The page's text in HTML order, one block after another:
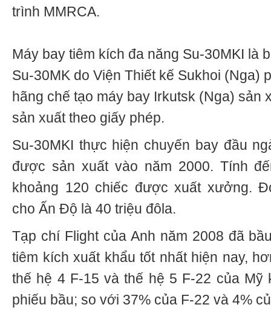
trình MMRCA.
Máy bay tiêm kích đa năng Su-30MKI là
Su-30MK do Viện Thiết kế Sukhoi (Nga)
hãng chế tạo máy bay Irkutsk (Nga) sản
sản xuất theo giấy phép.
Su-30MKI thực hiện chuyến bay đầu
được sản xuất vào năm 2000. Tính
khoảng 120 chiếc được xuất xưởng.
cho Ấn Độ là 40 triệu đôla.
Tạp chí Flight của Anh năm 2008 đã
tiêm kích xuất khẩu tốt nhất hiện nay,
thế hệ 4 F-15 và thế hệ 5 F-22 của Mỹ
phiếu bầu; so với 37% của F-22 và 4%